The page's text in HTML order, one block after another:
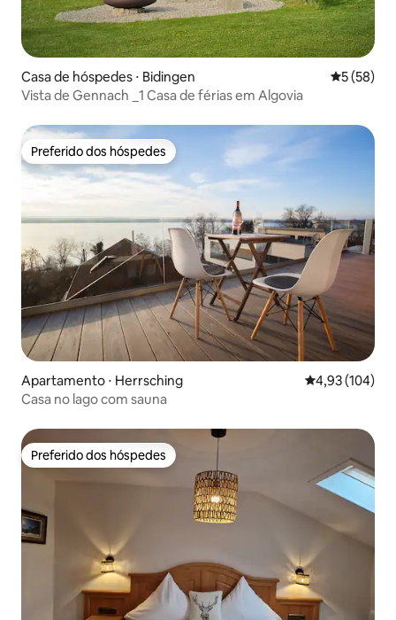
Casa de hóspedes ⋅ Bidingen 5 de uma
5 (58)
Vista de Gennach _1 Casa de férias em Algovia
Preferido dos hóspedes
Preferido dos hóspedes
Apartamento ⋅ Herrsching 4,93 de uma
4,93 (104)
Casa no lago com sauna
Preferido dos hóspedes
Preferido dos hóspedes